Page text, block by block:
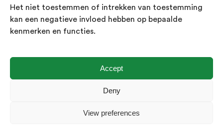
Het niet toestemmen of intrekken van toestemming
kan een negatieve invloed hebben op bepaalde
kenmerken en functies.
Accept
Deny
View preferences
Contact
Showroom geopend op afspraak
info@landsmeerinternational.com